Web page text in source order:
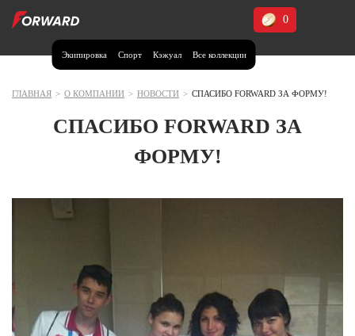
Экипировка Спорт Кэжуал Все коллекции
0
Москва и МО
Волгоградская область (1)
Воронежская область (1)
Красноярский край (5)
Курская область (1)
Москва и МО (14)
ГЛАВНАЯ > О КОМПАНИИ > НОВОСТИ > СПАСИБО FORWARD ЗА ФОРМУ!
СПАСИБО FORWARD ЗА
ФОРМУ!